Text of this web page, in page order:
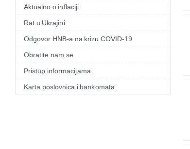
Aktualno o inflaciji
Rat u Ukrajini
Odgovor HNB-a na krizu COVID-19
Obratite nam se
Pristup informacijama
Karta poslovnica i bankomata